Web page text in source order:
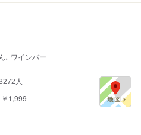
､ ワインバー
人
1,999